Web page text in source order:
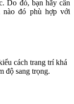
Do đó, bạn hãy cân
đó phù hợp với
cách trang trí khá
độ sang trọng.